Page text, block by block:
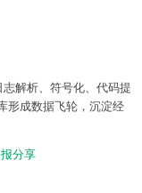
解析、符号化、代码提
形成数据飞轮，沉淀经
分享